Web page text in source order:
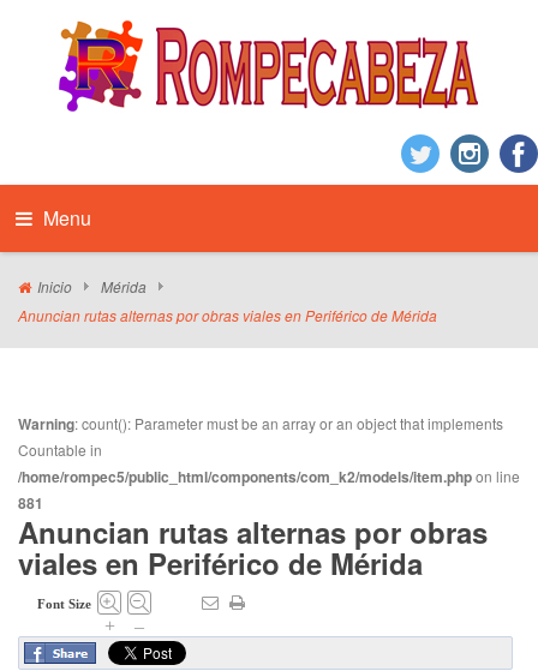
Menu
Inicio
Mérida
Anuncian rutas alternas por obras viales en Periférico de Mérida
Warning: count(): Parameter must be an array or an object that implements
Countable in
/home/rompec5/public_html/components/com_k2/models/item.phpon line
881
Anuncian rutas alternas por obras
viales en Periférico de Mérida
Font Size
+ –